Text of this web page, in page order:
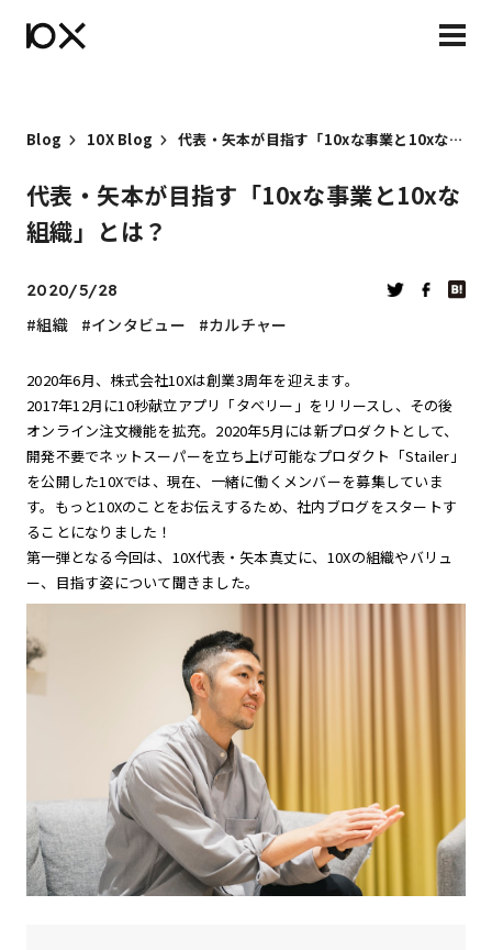
Blog 10X Blog 代表・矢本が目指す「10xな事業と10xな組織」とは？
代表・矢本が目指す「10xな事業と10xな
組織」とは？
2020/5/28
組織 インタビュー カルチャー
2020年6月、株式会社10Xは創業3周年を迎えます。
2017年12月に10秒献立アプリ「タベリー」をリリースし、その後
オンライン注文機能を拡充。2020年5月には新プロダクトとして、
開発不要でネットスーパーを立ち上げ可能なプロダクト「Stailer」
を公開した10Xでは、現在、一緒に働くメンバーを募集していま
す。もっと10Xのことをお伝えするため、社内ブログをスタートす
ることになりました！
第一弾となる今回は、10X代表・矢本真丈に、10Xの組織やバリュ
ー、目指す姿について聞きました。